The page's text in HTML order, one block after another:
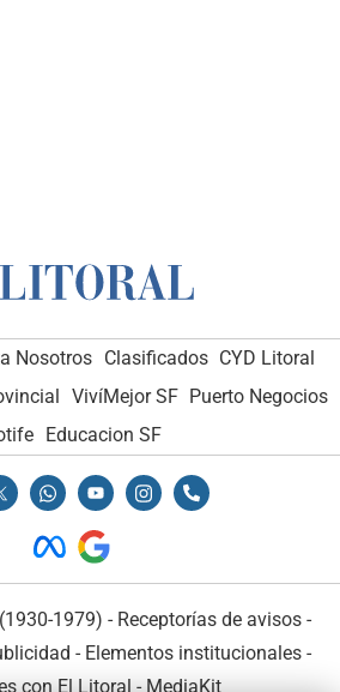
Nosotros Clasificados CYD Litoral
VivíMejor SF Puerto Negocios
Educacion SF
1979) - Receptorías de avisos -
- Elementos institucionales-
con El Litoral - MediaKit